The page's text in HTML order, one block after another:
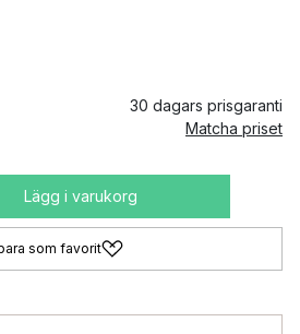
30 dagars prisgaranti
Matcha priset
Lägg i varukorg
som favorit